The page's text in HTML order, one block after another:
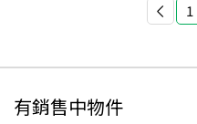
1
有銷售中物件